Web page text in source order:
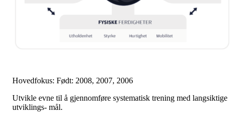
Hovedfokus: Født: 2008, 2007, 2006
Utvikle evne til å gjennomføre systematisk trening med langsiktige
utviklings- mål.